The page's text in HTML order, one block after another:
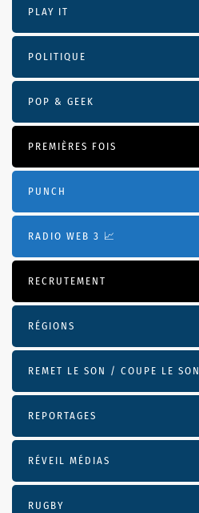
PLAY IT
POLITIQUE
POP & GEEK
PREMIÈRES FOIS
PUNCH
RADIO WEB 3 📈
RECRUTEMENT
RÉGIONS
REMET LE SON / COUPE LE SON
REPORTAGES
RÉVEIL MÉDIAS
RUGBY